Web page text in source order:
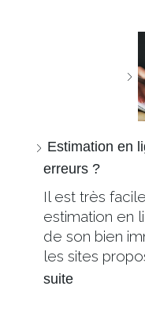
Estimation en
erreurs ?
Il est très
estimation en
de son bien
les sites
suite